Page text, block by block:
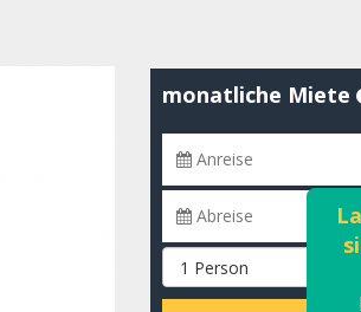
monatliche Miete